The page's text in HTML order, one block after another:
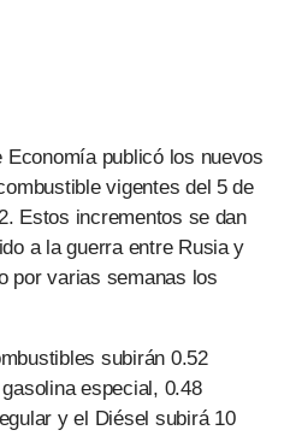
publicó los nuevos
vigentes del 5 de
Estos incrementos se dan
a la guerra entre Rusia y
por varias semanas los
subirán 0.52
especial, 0.48
y el Diésel subirá 10